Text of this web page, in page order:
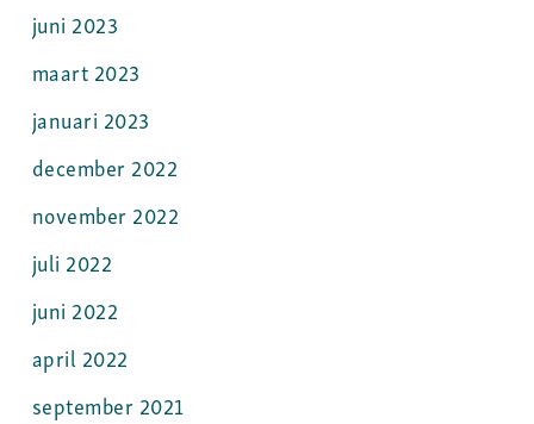
juni 2023
maart 2023
januari 2023
december 2022
november 2022
juli 2022
juni 2022
april 2022
september 2021